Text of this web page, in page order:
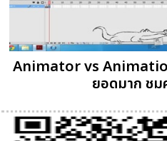
Animator vs
ยอดมาก ช